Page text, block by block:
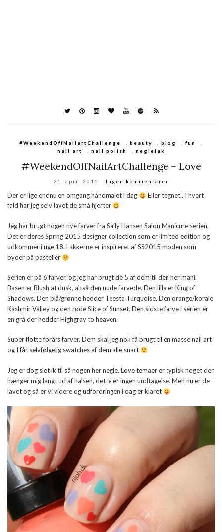
#WeekendOffNailartChallenge , beauty , blog , fun
,
nail art
, nail polish , neglelak
#WeekendOffNailArtChallenge – Love
21. april 2015 Ingen kommentarer
Der er lige endnu en omgang håndmalet i dag
Eller tegnet.. I hvert
fald har jeg selv lavet de små hjerter
Jeg har brugt nogen nye farver fra Sally Hansen Salon Manicure serien.
Det er deres Spring 2015 designer collection som er limited edition og
udkommer i uge 18. Lakkerne er inspireret af SS2015 moden som
byder på pasteller
Serien er på 6 farver, og jeg har brugt de 5 af dem til den her mani.
Basen er Blush at dusk, altså den nude farvede. Den lilla er King of
Shadows. Den blå/grønne hedder Teesta Turquoise. Den orange/korale
Kashmir Valley og den røde Slice of Sunset. Den sidste farve i serien er
en grå der hedder Highgray to heaven.
Super flotte forårs farver. Dem skal jeg nok få brugt til en masse nail art
og I får selvfølgelig swatches af dem alle snart
Jeg er dog slet ik til så nogen her negle. Love temaer er typisk noget der
hænger mig langt ud af halsen, dette er ingen undtagelse. Men nu er de
lavet og så er vi videre og udfordringen i dag er klaret